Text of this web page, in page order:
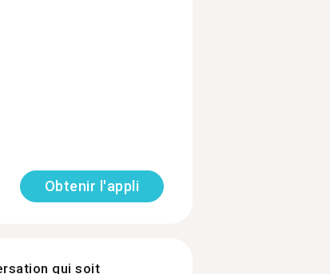
Obtenir l'appli
qui soit